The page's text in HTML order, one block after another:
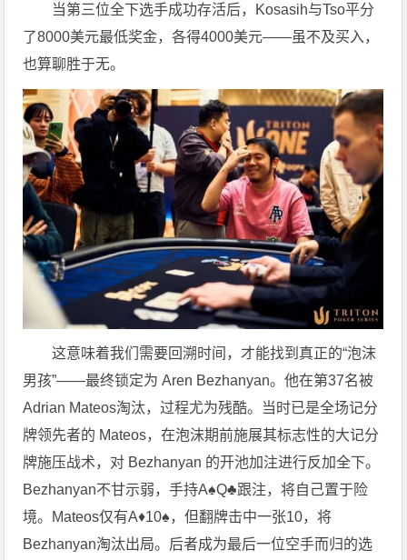
当第三位全下选手成功存活后，Kosasih与Tso平分
了8000美元最低奖金，各得4000美元——虽不及买入，
也算聊胜于无。
这意味着我们需要回溯时间，才能找到真正的“泡沫
男孩”——最终锁定为 Aren Bezhanyan。他在第37名被
Adrian Mateos淘汰，过程尤为残酷。当时已是全场记分
牌领先者的 Mateos，在泡沫期前施展其标志性的大记分
牌施压战术，对 Bezhanyan 的开池加注进行反加全下。
Bezhanyan不甘示弱，手持A♠Q♣跟注，将自己置于险
境。Mateos仅有A♦10♠，但翻牌击中一张10，将
Bezhanyan淘汰出局。后者成为最后一位空手而归的选